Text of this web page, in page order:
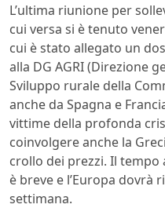
L’ultima riunione per
cui versa si è tenuto
cui è stato allegato un
alla DG AGRI (Direzione
Sviluppo rurale della
anche da Spagna e
vittime della profonda
coinvolgere anche la
crollo dei prezzi. Il
è breve e l’Europa dovrà
settimana.